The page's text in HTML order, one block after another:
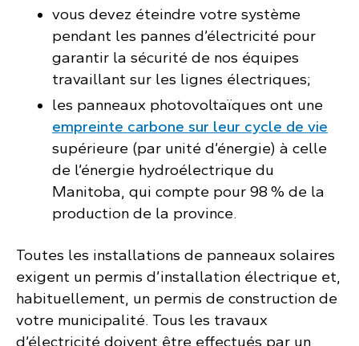
vous devez éteindre votre système
pendant les pannes d’électricité pour
garantir la sécurité de nos équipes
travaillant sur les lignes électriques;
les panneaux photovoltaïques ont une
empreinte carbone sur leur cycle de vie
supérieure (par unité d’énergie) à celle
de l’énergie hydroélectrique du
Manitoba, qui compte pour 98 % de la
production de la province.
Toutes les installations de panneaux solaires
exigent un permis d’installation électrique et,
habituellement, un permis de construction de
votre municipalité. Tous les travaux
d’électricité doivent être effectués par un